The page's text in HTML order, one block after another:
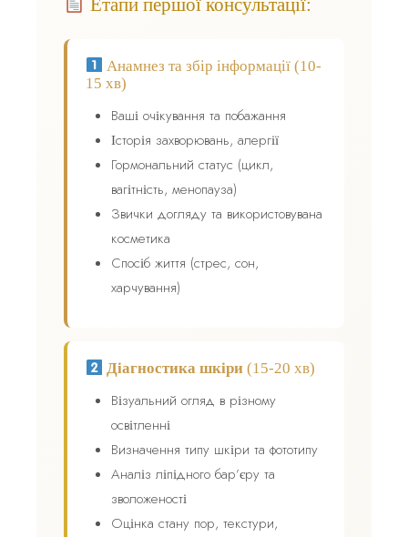
Етапи першої консультації:
Анамнез та збір інформації (10-
15 хв)
Ваші очікування та побажання
Історія захворювань, алергії
Гормональний статус (цикл,
вагітність, менопауза)
Звички догляду та використовувана
косметика
Спосіб життя (стрес, сон,
харчування)
Діагностика шкіри(15-20 хв)
Візуальний огляд в різному
освітленні
Визначення типу шкіри та фототипу
Аналіз ліпідного бар’єру та
зволоженості
Оцінка стану пор, текстури,